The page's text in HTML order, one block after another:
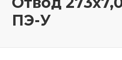
ПЭ-У